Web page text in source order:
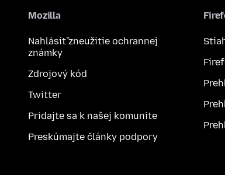
Mozilla
Nahlásiť zneužitie ochrannej
známky
Zdrojový kód
Twitter
Pridajte sa k našej komunite
Preskúmajte články podpory